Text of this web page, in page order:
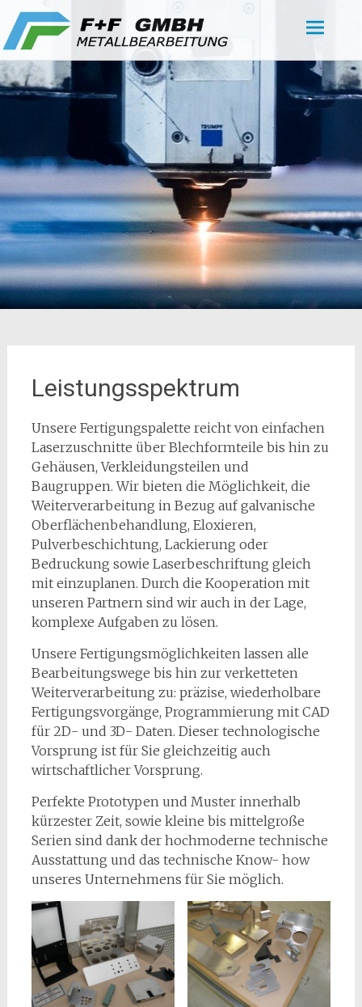
Zum
Inhalt
springen
F+F GmbH
Leistungsspektrum
Unsere Fertigungspalette reicht von einfachen
Laserzuschnitte über Blechformteile bis hin zu
Gehäusen, Verkleidungsteilen und
Baugruppen. Wir bieten die Möglichkeit, die
Weiterverarbeitung in Bezug auf galvanische
Oberflächenbehandlung, Eloxieren,
Pulverbeschichtung, Lackierung oder
Bedruckung sowie Laserbeschriftung gleich
mit einzuplanen. Durch die Kooperation mit
unseren Partnern sind wir auch in der Lage,
komplexe Aufgaben zu lösen.
Unsere Fertigungsmöglichkeiten lassen alle
Bearbeitungswege bis hin zur verketteten
Weiterverarbeitung zu: präzise, wiederholbare
Fertigungsvorgänge, Programmierung mit CAD
für 2D- und 3D- Daten. Dieser technologische
Vorsprung ist für Sie gleichzeitig auch
wirtschaftlicher Vorsprung.
Perfekte Prototypen und Muster innerhalb
kürzester Zeit, sowie kleine bis mittelgroße
Serien sind dank der hochmoderne technische
Ausstattung und das technische Know- how
unseres Unternehmens für Sie möglich.